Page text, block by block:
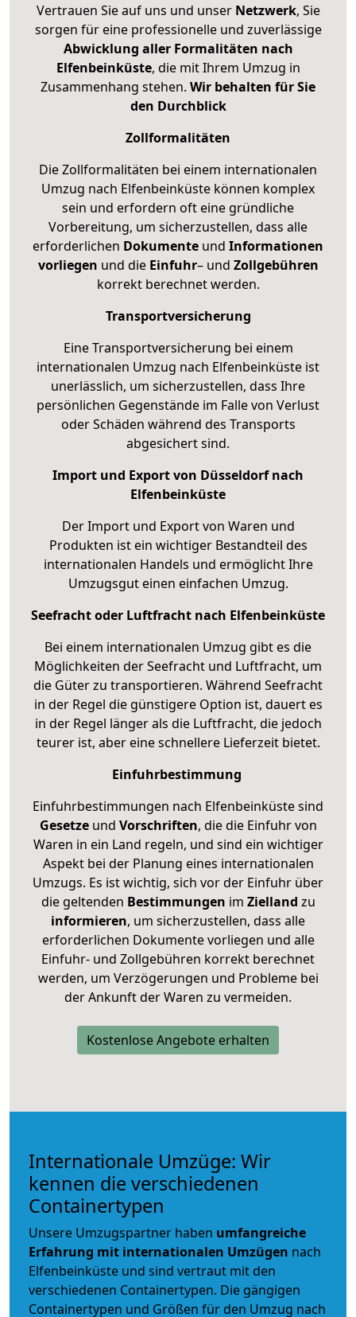
Vertrauen Sie auf uns und unser Netzwerk, Sie
sorgen für eine professionelle und zuverlässige
Abwicklung aller Formalitäten nach
Elfenbeinküste, die mit Ihrem Umzug in
Zusammenhang stehen. Wir behalten für Sie
den Durchblick
Zollformalitäten
Die Zollformalitäten bei einem internationalen
Umzug nach Elfenbeinküste können komplex
sein und erfordern oft eine gründliche
Vorbereitung, um sicherzustellen, dass alle
erforderlichen Dokumente und Informationen
vorliegen und die Einfuhr– und Zollgebühren
korrekt berechnet werden.
Transportversicherung
Eine Transportversicherung bei einem
internationalen Umzug nach Elfenbeinküste ist
unerlässlich, um sicherzustellen, dass Ihre
persönlichen Gegenstände im Falle von Verlust
oder Schäden während des Transports
abgesichert sind.
Import und Export von Düsseldorf nach
Elfenbeinküste
Der Import und Export von Waren und
Produkten ist ein wichtiger Bestandteil des
internationalen Handels und ermöglicht Ihre
Umzugsgut einen einfachen Umzug.
Seefracht oder Luftfracht nach Elfenbeinküste
Bei einem internationalen Umzug gibt es die
Möglichkeiten der Seefracht und Luftfracht, um
die Güter zu transportieren. Während Seefracht
in der Regel die günstigere Option ist, dauert es
in der Regel länger als die Luftfracht, die jedoch
teurer ist, aber eine schnellere Lieferzeit bietet.
Einfuhrbestimmung
Einfuhrbestimmungen nach Elfenbeinküste sind
Gesetzeund Vorschriften, die die Einfuhr von
Waren in ein Land regeln, und sind ein wichtiger
Aspekt bei der Planung eines internationalen
Umzugs. Es ist wichtig, sich vor der Einfuhr über
die geltenden Bestimmungen im Zielland zu
informieren, um sicherzustellen, dass alle
erforderlichen Dokumente vorliegen und alle
Einfuhr- und Zollgebühren korrekt berechnet
werden, um Verzögerungen und Probleme bei
der Ankunft der Waren zu vermeiden.
Kostenlose Angebote erhalten
Internationale Umzüge: Wir
kennen die verschiedenen
Containertypen
Unsere Umzugspartner haben umfangreiche
Erfahrung mit internationalen Umzügen nach
Elfenbeinküste und sind vertraut mit den
verschiedenen Containertypen. Die gängigen
Containertypen und Größen für den Umzug nach